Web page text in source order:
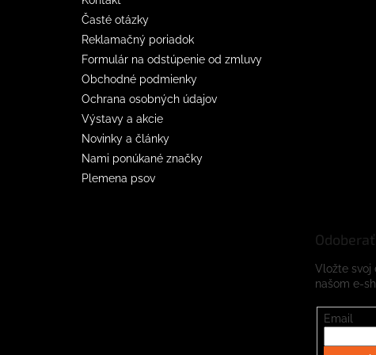
Časté otázky
Reklamačný poriadok
Formulár na odstúpenie od zmluvy
Obchodné podmienky
Ochrana osobných údajov
Výstavy a akcie
Novinky a články
Nami ponúkané značky
Plemena psov
Vložte svoj
našom e-
Email